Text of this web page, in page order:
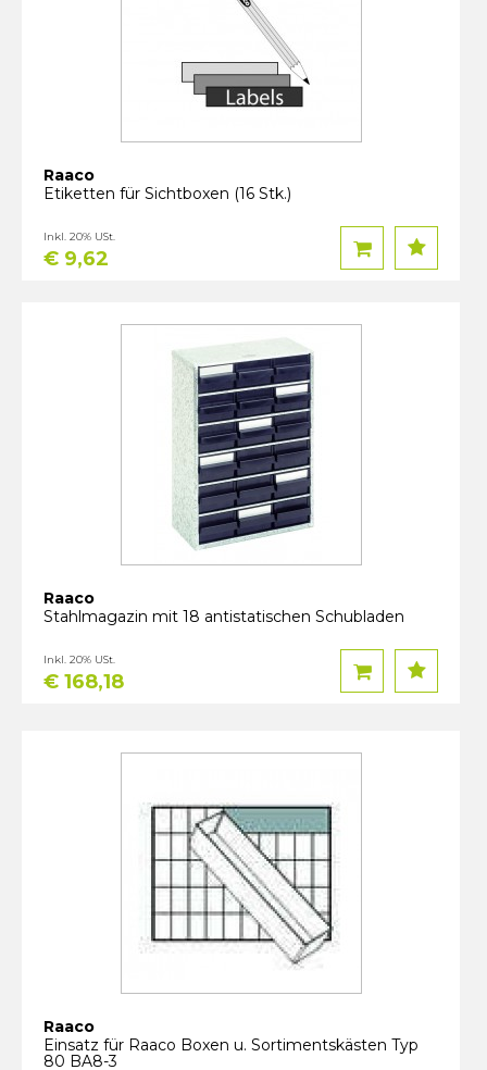
Raaco
Etiketten für Sichtboxen (16 Stk.)
€ 9,62
Inkl. 20% USt.
Raaco
Stahlmagazin mit 18 antistatischen Schubladen
€ 168,18
Inkl. 20% USt.
Raaco
Einsatz für Raaco Boxen u. Sortimentskästen Typ
80 BA8-3